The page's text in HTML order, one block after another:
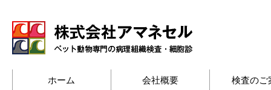
ホーム 会社概要 検査のご